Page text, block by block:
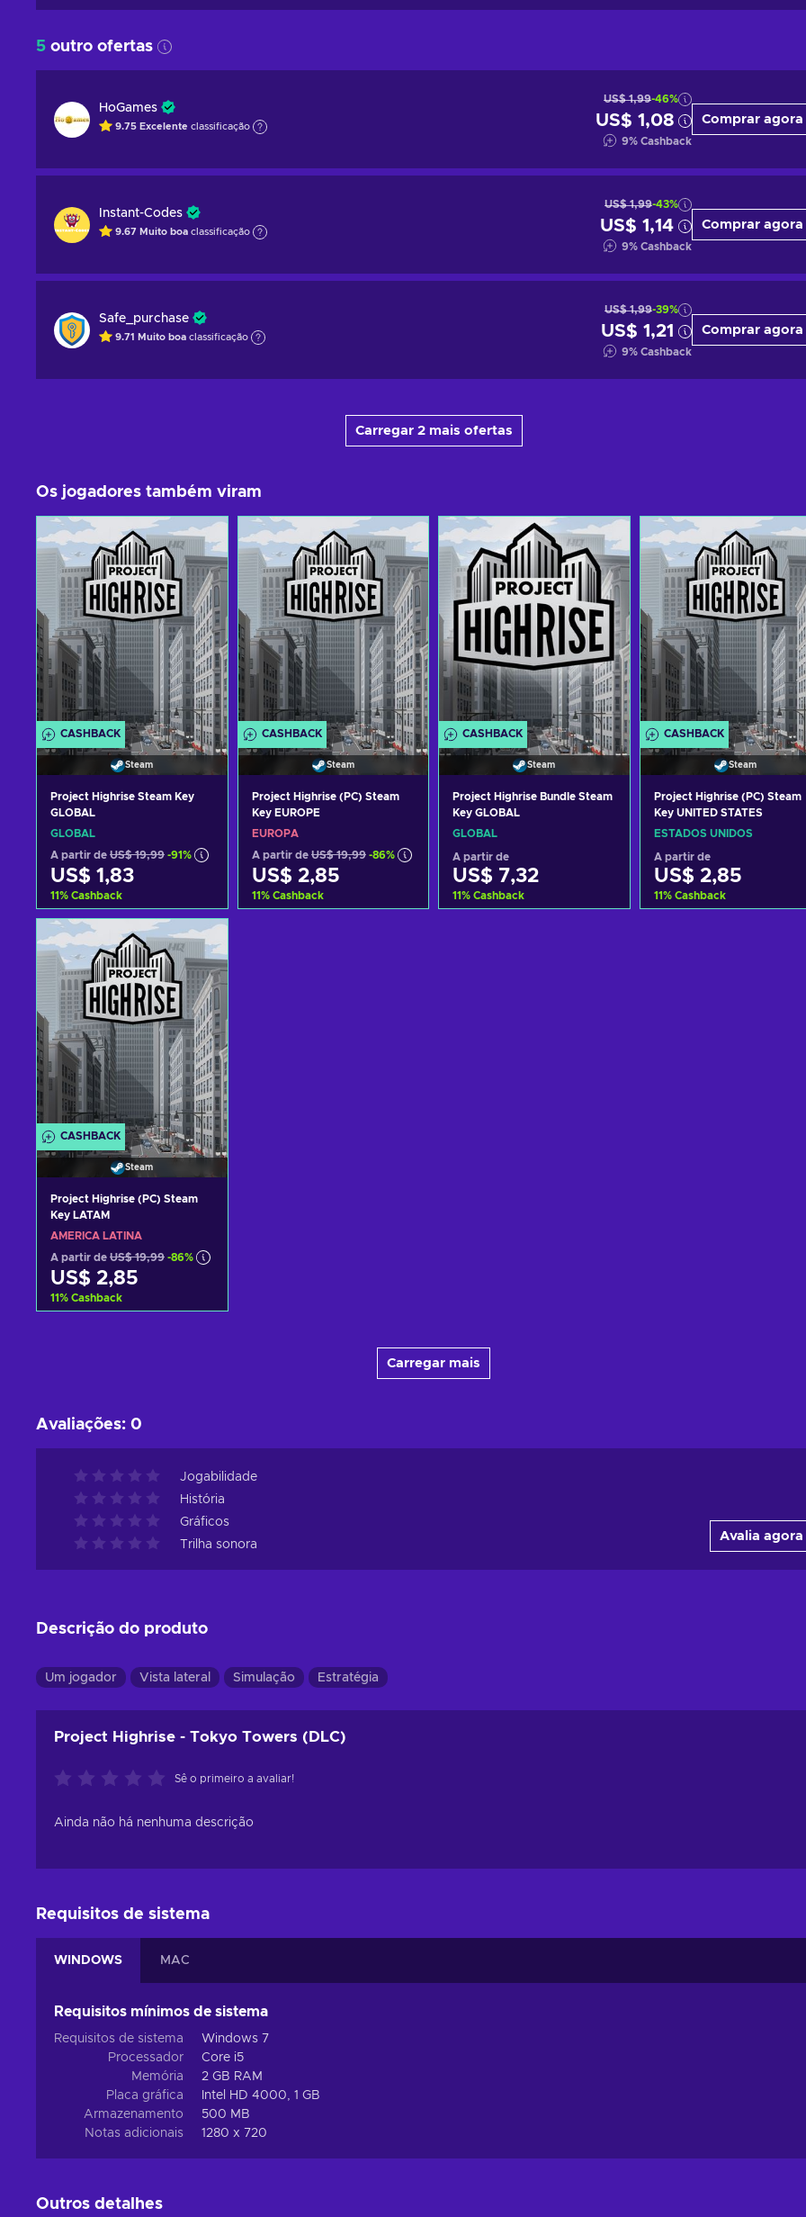
5 outro ofertas
HoGames
9.75 Excelente classificação
US$ 1,99-46%
US$ 1,08
9% Cashback
Comprar agora
Instant-Codes
9.67 Muito boa classificação
US$ 1,99-43%
US$ 1,14
9% Cashback
Comprar agora
Safe_purchase
9.71 Muito boa classificação
US$ 1,99-39%
US$ 1,21
9% Cashback
Comprar agora
Carregar 2 mais ofertas
Os jogadores também viram
CASHBACK
Steam
Project Highrise Steam Key
GLOBAL
GLOBAL
A partir de US$ 19,99 -91%
US$ 1,83
11% Cashback
Adicionar ao carrinho
Consultar ofertas
CASHBACK
Steam
Project Highrise (PC) Steam
Key EUROPE
EUROPA
A partir de US$ 19,99 -86%
US$ 2,85
11% Cashback
CASHBACK
Steam
Project Highrise Bundle Steam
Key GLOBAL
GLOBAL
A partir de
US$ 7,32
11% Cashback
CASHBACK
Steam
Project Highrise (PC) Steam
Key UNITED STATES
ESTADOS UNIDOS
A partir de
US$ 2,85
11% Cashback
CASHBACK
Steam
Project Highrise (PC) Steam
Key LATAM
AMÉRICA LATINA
A partir de US$ 19,99 -86%
US$ 2,85
11% Cashback
Carregar mais
Avaliações: 0
Jogabilidade
História
Gráficos
Trilha sonora
Avalia agora
Descrição do produto
Um jogador Vista lateral Simulação Estratégia
Project Highrise - Tokyo Towers (DLC)
Sê o primeiro a avaliar!
Ainda não há nenhuma descrição
Requisitos de sistema
WINDOWS MAC
Requisitos mínimos de sistema
Requisitos de sistema
Windows 7
Processador
Core i5
Memória
2 GB RAM
Placa gráfica
Intel HD 4000, 1 GB
Armazenamento
500 MB
Notas adicionais
1280 x 720
Outros detalhes